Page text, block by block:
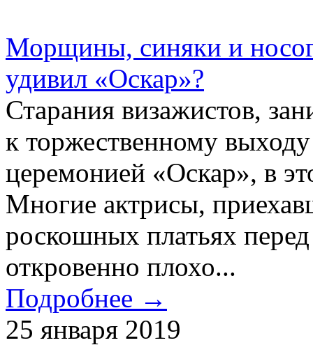
Морщины, синяки и
удивил «Оскар»?
Старания визажистов,
к торжественному
церемонией «Оскар», в
Многие актрисы,
роскошных платьях
откровенно плохо...
Подробнее →
25 января 2019